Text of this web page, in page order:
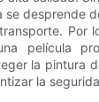
se desprende
Por
película
la pintura
la